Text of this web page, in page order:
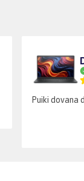
Puiki dovana